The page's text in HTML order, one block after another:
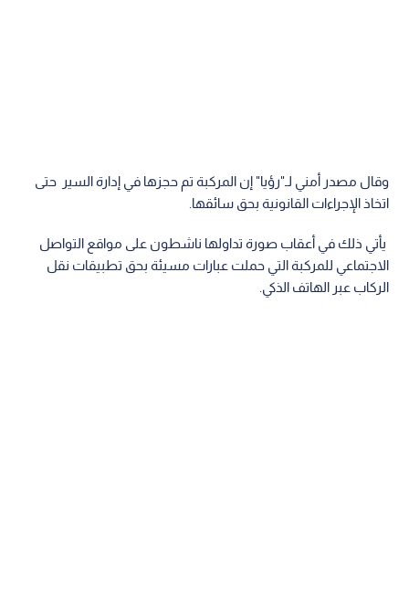
وقال مصدر أمني لـ"رؤيا" إن المركبة تم حجزها في إدارة السير حتى
اتخاذ الإجراءات القانونية بحق سائقها.
يأتي ذلك في أعقاب صورة تداولها ناشطون على مواقع التواصل
الاجتماعي للمركبة التي حملت عبارات مسيئة بحق تطبيقات نقل
الركاب عبر الهاتف الذكي.